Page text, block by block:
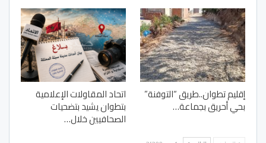
إقليم تطوان..طريق “التوفنة”
بحي أحريق بجماعة…
اتحاد المقاولات الإعلامية
بتطوان يشيد بتضحيات
الصحافيين خلال…